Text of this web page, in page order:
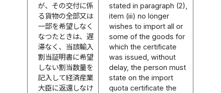
が、その交付に係
る貨物の全部又は
一部を希望しなく
なつたときは、遅
滞なく、当該輸入
割当証明書に希望
しない割当数量を
記入して経済産業
大臣に返還しなけ
stated in paragraph (2),
item (iii) no longer
wishes to import all or
some of the goods for
which the certificate
was issued, without
delay, the person must
state on the import
quota certificate the